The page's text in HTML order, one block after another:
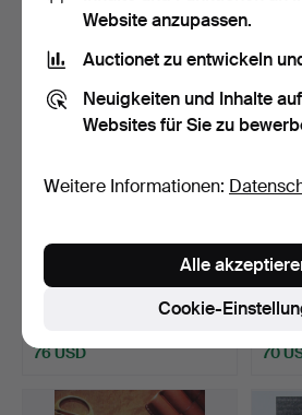
YANNICK DEMMERLE
(1969). Fotografie, C Pri…
Beendet 13. Okt 2025
76 USD 70
Website anzupassen.
Auctionet zu entwickeln
Neuigkeiten und Inhalte
Websites für Sie zu
Weitere Informationen:
Cookie-
Alle